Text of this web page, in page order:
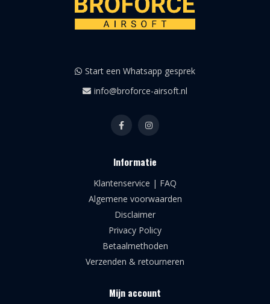
Start een Whatsapp gesprek
info@broforce-airsoft.nl
Informatie
Klantenservice | FAQ
Algemene voorwaarden
Disclaimer
Privacy Policy
Betaalmethoden
Verzenden & retourneren
Mijn account